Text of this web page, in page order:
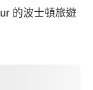
的波士頓旅遊